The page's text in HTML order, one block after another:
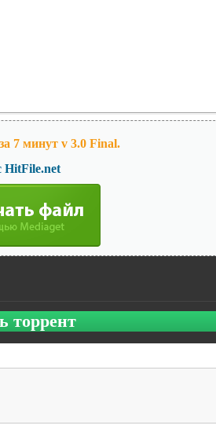
7 минут v 3.0 Final.
HitFile.net
торрент